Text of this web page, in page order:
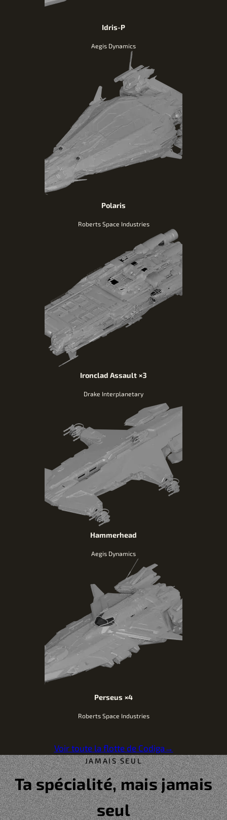
Idris-P
Aegis Dynamics
Polaris
Roberts Space Industries
Ironclad Assault ×3
Drake Interplanetary
Hammerhead
Aegis Dynamics
Perseus ×4
Roberts Space Industries
Voir toute la flotte de Codiga →
JAMAIS SEUL
Ta spécialité, mais jamais
seul